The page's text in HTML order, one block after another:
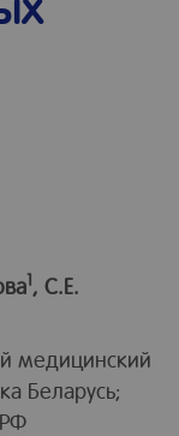
1, С.Е.
медицинский
Беларусь;